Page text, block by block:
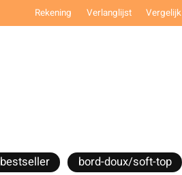
Rekening Verlanglijst Vergelijk
bestseller bord-doux/soft-top